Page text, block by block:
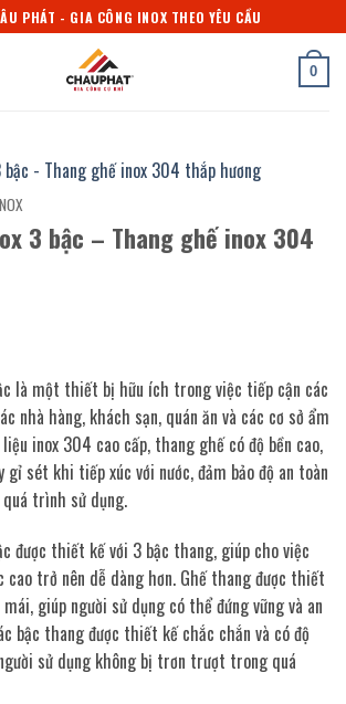
PHÁT - GIA CÔNG INOX THEO YÊU CẦU
0
3 bậc – Thang ghế inox 304
là một thiết bị hữu ích trong việc tiếp cận các
nhà hàng, khách sạn, quán ăn và các cơ sở ẩm
inox 304 cao cấp, thang ghế có độ bền cao,
gỉ sét khi tiếp xúc với nước, đảm bảo độ an toàn
trình sử dụng.
được thiết kế với 3 bậc thang, giúp cho việc
cao trở nên dễ dàng hơn. Ghế thang được thiết
giúp người sử dụng có thể đứng vững và an
bậc thang được thiết kế chắc chắn và có độ
sử dụng không bị trơn trượt trong quá